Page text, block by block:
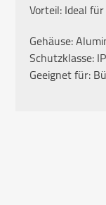
Vorteil: Ideal
Gehäuse:
Schutzklasse:
Geeignet für: